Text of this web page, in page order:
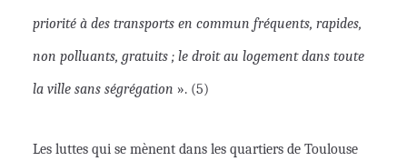
priorité à des transports en commun fréquents, rapides,
non polluants, gratuits ; le droit au logement dans toute
la ville sans ségrégation ». (5)
Les luttes qui se mènent dans les quartiers de Toulouse